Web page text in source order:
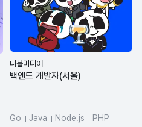
더블미디어
백엔드 개발자(서울)
Go Java Node.js
PHP